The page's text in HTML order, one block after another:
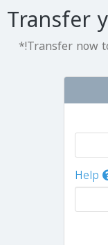
Transfer
Transfer now
Help